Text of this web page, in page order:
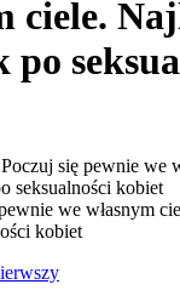
ciele.
we własnym
kobiet